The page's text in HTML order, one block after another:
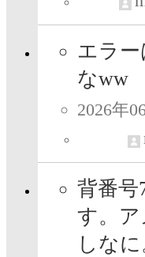
エラ
なww
2026年
背番号
す。ア
しなに